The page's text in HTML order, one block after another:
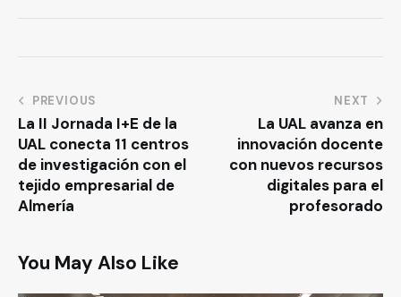
PREVIOUS
La II Jornada I+E de la
UAL conecta 11 centros
de investigación con el
tejido empresarial de
Almería
NEXT
La UAL avanza en
innovación docente
con nuevos recursos
digitales para el
profesorado
You May Also Like